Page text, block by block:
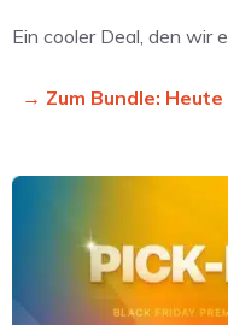
Ein cooler Deal, den wir
→ Zum Bundle: